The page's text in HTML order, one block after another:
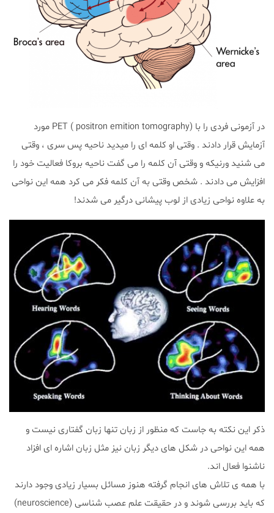
در آزمونی فردی را با PET ( positron emition tomography) مورد
آزمایش قرار دادند . وقتی او کلمه ای را میدید ناحیه پس سری ، وقتی
می شنید ورنیکه و وقتی آن کلمه را می گفت ناحیه بروکا فعالیت خود را
افزایش می دادند . شخص وقتی به آن کلمه فکر می کرد همه این نواحی
به علاوه نواحی زیادی از لوب پیشانی درگیر می شدند!
ذکر این نکته به جاست که منظور از زبان تنها زبان گفتاری نیست و
همه این نواحی در شکل های دیگر زبان نیز مثل زبان اشاره ای افزاد
ناشنوا فعال اند.
با همه ی تلاش های انجام گرفته هنوز مسائل بسیار زیادی وجود دارند
که باید بررسی شوند و در حقیقت علم عصب شناسی (neuroscience)